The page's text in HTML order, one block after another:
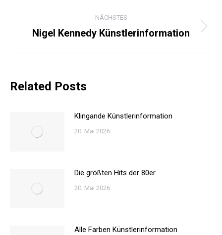
NÄCHSTES
Nächster
Nigel Kennedy Künstlerinformation
Related Posts
Klingande Künstlerinformation
20. Mai 2026
Die größten Hits der 80er
20. Mai 2026
Alle Farben Künstlerinformation